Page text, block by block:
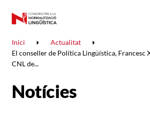
Inici
Actualitat
El conseller de Política Lingüística, Francesc
CNL de...
Notícies